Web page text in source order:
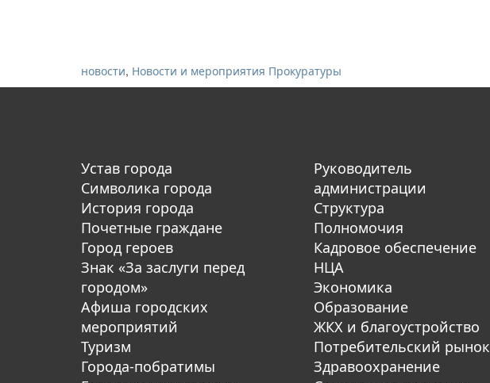
новости, Новости и мероприятия Прокуратуры
Устав города
Символика города
История города
Почетные граждане
Город героев
Знак «За заслуги перед
городом»
Афиша городских
мероприятий
Туризм
Города-побратимы
Руководитель
администрации
Структура
Полномочия
Кадровое обеспечение
НЦА
Экономика
Образование
ЖКХ и благоустройство
Потребительский рынок
Здравоохранение